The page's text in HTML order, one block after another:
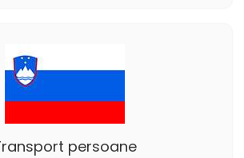
persoane